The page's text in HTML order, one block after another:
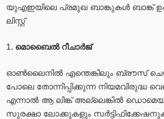
യുഎഇയിലെ പ്രമുഖ ബാങ്കുകൾ ബാങ്ക്
ലിസ്റ്റ്
മൊബൈൽ റീചാർജ്
ഓൺലൈനിൽ എന്തെങ്കിലും ബ്രൗസ്
പോലെ തോന്നിപ്പിക്കുന്ന നിയമവിരുദ്ധ
എന്നാൽ ആ ലിങ്ക് അല്ലെങ്കിൽ
സുരക്ഷാ ലോക്കുകളും